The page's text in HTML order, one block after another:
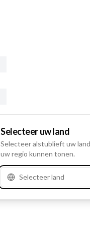
Selecteer uw land
Selecteer alstublieft uw
uw regio kunnen tonen.
Selecteer land